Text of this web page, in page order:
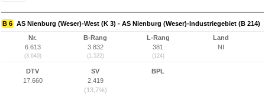
B 6 AS Nienburg (Weser)-West (K 3) - AS Nienburg (Weser)-Industriegebiet (B 214)
Nr.
6.613
(3.640)
B-Rang
3.832
(1.522)
L-Rang
381
(124)
Land
NI
DTV
17.660
SV
2.419
(13,7%)
BPL